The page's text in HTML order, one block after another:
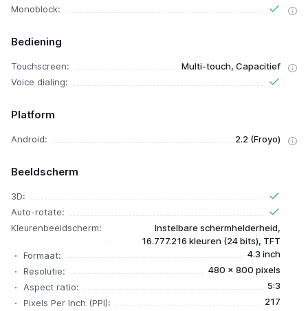
Monoblock:
Bediening
Touchscreen:
Multi-touch, Capacitief
Voice dialing:
Platform
Android: 2.2 (Froyo)
Beeldscherm
3D:
Auto-rotate:
Kleurenbeeldscherm:
Instelbare schermhelderheid,
16.777.216 kleuren (24 bits), TFT
Formaat:
4.3 inch
Resolutie:
480 x 800 pixels
Aspect ratio:
5:3
Pixels Per Inch (PPI):
217